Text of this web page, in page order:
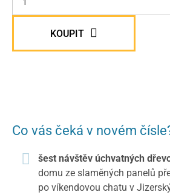
KOUPIT
Co vás čeká v novém
šest návštěv úchvatných
domu ze slaměných panelů
po víkendovou chatu v